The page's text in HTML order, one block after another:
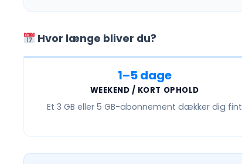
Hvor længe bliver du?
1–5 dage
WEEKEND / KORT OPHOLD
Et3 GB eller 5 GB-abonnement dækker dig fint